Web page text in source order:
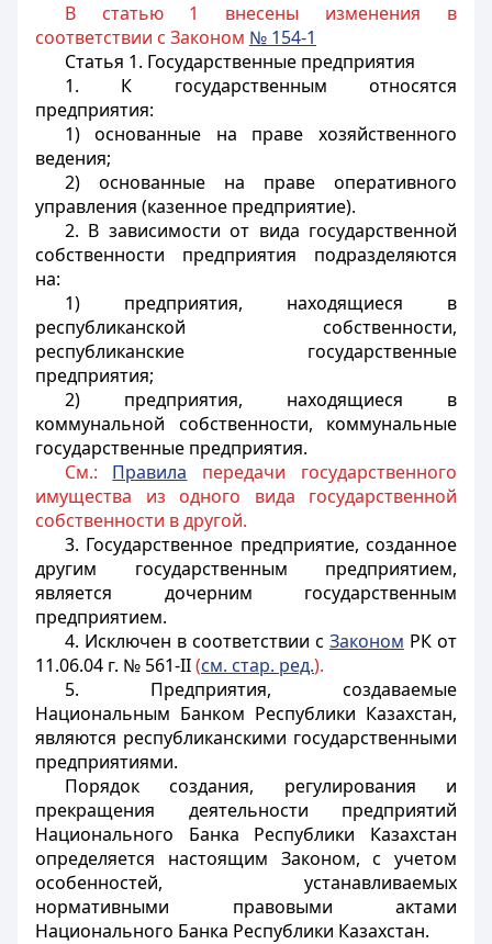
В статью 1 внесены изменения в
соответствии с Законом № 154-1
Статья 1. Государственные предприятия
1. К государственным относятся
предприятия:
1) основанные на праве хозяйственного
ведения;
2) основанные на праве оперативного
управления (казенное предприятие).
2. В зависимости от вида государственной
собственности предприятия подразделяются
на:
1) предприятия, находящиеся в
республиканской собственности,
республиканские государственные
предприятия;
2) предприятия, находящиеся в
коммунальной собственности, коммунальные
государственные предприятия.
См.: Правила передачи государственного
имущества из одного вида государственной
собственности в другой.
3. Государственное предприятие, созданное
другим государственным предприятием,
является дочерним государственным
предприятием.
4. Исключен в соответствии с Законом РК от
11.06.04 г. № 561-II(см. стар. ред.).
5. Предприятия, создаваемые
Национальным Банком Республики Казахстан,
являются республиканскими государственными
предприятиями.
Порядок создания, регулирования и
прекращения деятельности предприятий
Национального Банка Республики Казахстан
определяется настоящим Законом, с учетом
особенностей, устанавливаемых
нормативными правовыми актами
Национального Банка Республики Казахстан.